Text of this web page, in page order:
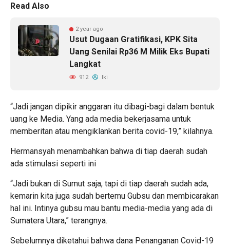
Read Also
2 year ago
Usut Dugaan Gratifikasi, KPK Sita
Uang Senilai Rp36 M Milik Eks Bupati
Langkat
912 Iki
“Jadi jangan dipikir anggaran itu dibagi-bagi dalam bentuk
uang ke Media. Yang ada media bekerjasama untuk
memberitan atau mengiklankan berita covid-19,” kilahnya.
Hermansyah menambahkan bahwa di tiap daerah sudah
ada stimulasi seperti ini
“Jadi bukan di Sumut saja, tapi di tiap daerah sudah ada,
kemarin kita juga sudah bertemu Gubsu dan membicarakan
hal ini. Intinya gubsu mau bantu media-media yang ada di
Sumatera Utara,” terangnya.
Sebelumnya diketahui bahwa dana Penanganan Covid-19